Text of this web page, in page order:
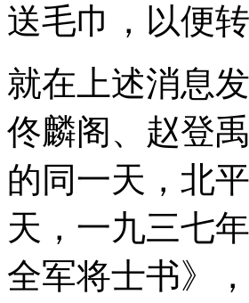
送毛巾，以便
就在上述消息
佟麟阁、赵登
的同一天，北
天，一九三七
全军将士书》